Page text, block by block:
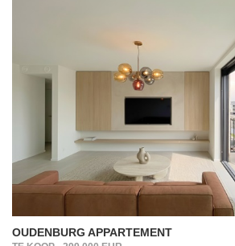
OUDENBURG APPARTEMENT